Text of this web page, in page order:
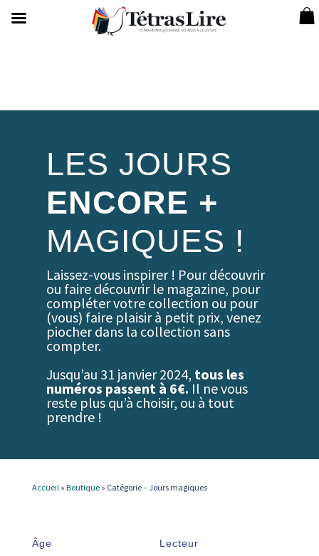
LES JOURS
ENCORE +
MAGIQUES !
Laissez-vous inspirer ! Pour découvrir
ou faire découvrir le magazine, pour
compléter votre collection ou pour
(vous) faire plaisir à petit prix, venez
piocher dans la collection sans
compter.
Jusqu’au 31 janvier 2024, tous les
numéros passent à 6€. Il ne vous
reste plus qu’à choisir, ou à tout
prendre !
Accueil» Boutique» Catégorie – Jours magiques
Âge Lecteur